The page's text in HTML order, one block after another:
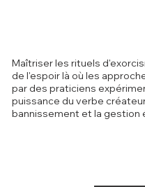
Maîtriser les rituels
de l'espoir là où les
par des praticiens
puissance du verbe
bannissement et la gestion